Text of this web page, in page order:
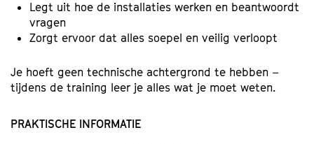
Legt uit hoe de installaties werken en beantwoordt
vragen
Zorgt ervoor dat alles soepel en veilig verloopt
Je hoeft geen technische achtergrond te hebben –
tijdens de training leer je alles wat je moet weten.
PRAKTISCHE INFORMATIE